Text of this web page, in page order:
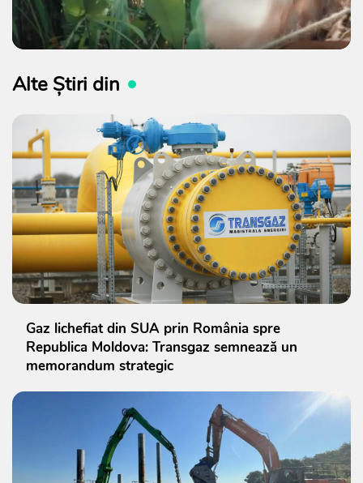
Alte Știri din
Gaz lichefiat din SUA prin România spre
Republica Moldova: Transgaz semnează un
memorandum strategic